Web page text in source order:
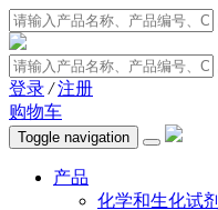
登录 / 注册
购物车
Toggle navigation
产品
化学和生化试剂